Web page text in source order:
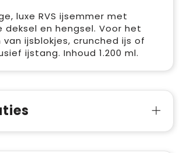
luxe RVS ijsemmer met
deksel en hengsel. Voor het
ijsblokjes, crunched ijs of
ijstang. Inhoud 1.200 ml.